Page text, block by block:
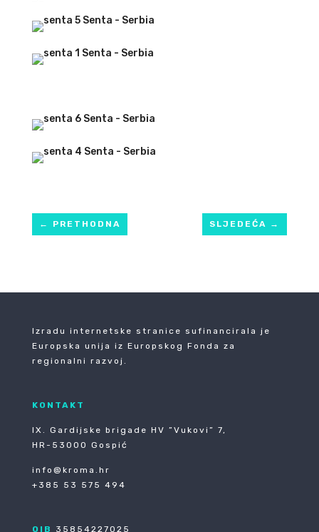
← PRETHODNA SLJEDEĆA →
Izradu internetske stranice sufinancirala je
Europska unija iz Europskog Fonda za
regionalni razvoj.
KONTAKT
IX. Gardijske brigade HV ”Vukovi” 7,
HR-53000 Gospić
info@kroma.hr
+385 53 575 494
OIB 35854227025